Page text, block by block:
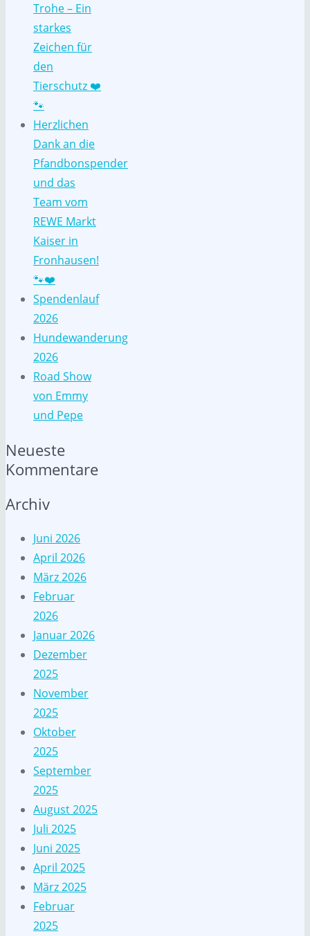
Trohe – Ein
starkes
Zeichen für
den
Tierschutz ❤️
🐾
Herzlichen
Dank an die
Pfandbonspender
und das
Team vom
REWE Markt
Kaiser in
Fronhausen!
🐾❤️
Spendenlauf
2026
Hundewanderung
2026
Road Show
von Emmy
und Pepe
Neueste
Kommentare
Archiv
Juni 2026
April 2026
März 2026
Februar
2026
Januar 2026
Dezember
2025
November
2025
Oktober
2025
September
2025
August 2025
Juli 2025
Juni 2025
April 2025
März 2025
Februar
2025